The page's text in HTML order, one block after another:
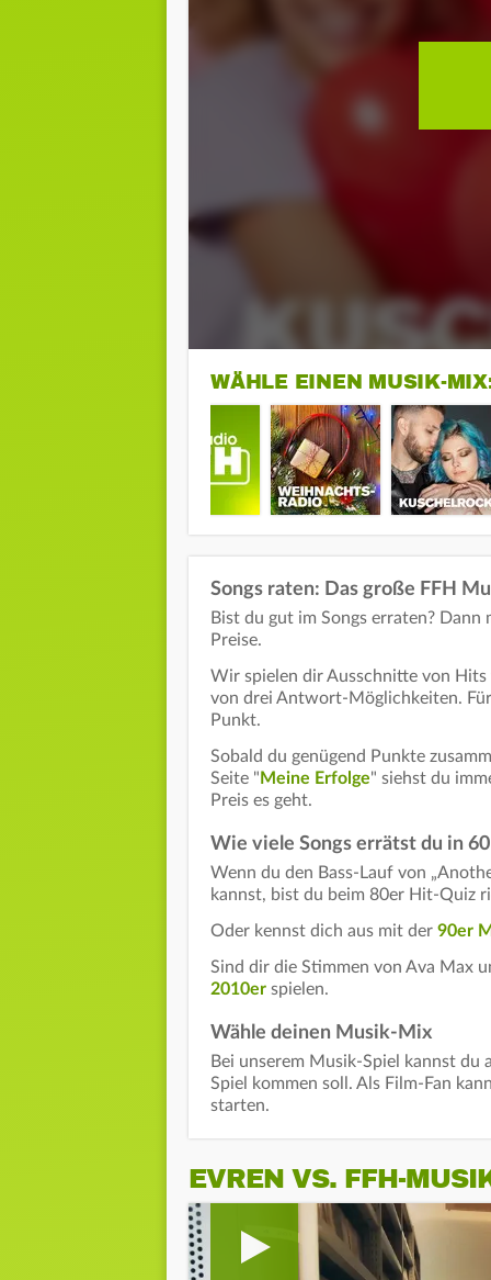
WÄHLE EINEN MUSIK-
Songs raten: Das große FFH
Bist du gut im Songs erraten?
Preise.
Wir spielen dir Ausschnitte von Hits
von drei Antwort-Möglichkeiten.
Punkt.
Sobald du genügend Punkte
Seite " Meine Erfolge" siehst du
Preis es geht.
Wie viele Songs errätst du in
Wenn du den Bass-Lauf von
kannst, bist du beim 80er Hit-Quiz
Oder kennst dich aus mit der 90er
Sind dir die Stimmen von Ava Max
2010er spielen.
Wähle deinen Musik-Mix
Bei unserem Musik-Spiel kannst
Spiel kommen soll. Als Film-Fan
starten.
EVREN VS. FFH-